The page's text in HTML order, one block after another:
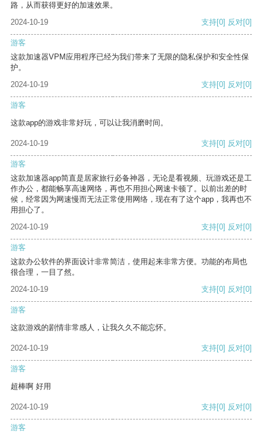
路，从而获得更好的加速效果。
2024-10-19
支持[0] 反对[0]
游客
这款加速器VPM应用程序已经为我们带来了无限的隐私保护和安全性保
护。
2024-10-19
支持[0] 反对[0]
游客
这款app的游戏非常好玩，可以让我消磨时间。
2024-10-19 支持[0] 反对[0]
游客
这款加速器app简直是居家旅行必备神器，无论是看视频、玩游戏还是工
作办公，都能畅享高速网络，再也不用担心网速卡顿了。以前出差的时
候，经常因为网速慢而无法正常使用网络，现在有了这个app，我再也不
用担心了。
2024-10-19
支持[0] 反对[0]
游客
这款办公软件的界面设计非常简洁，使用起来非常方便。功能的布局也
很合理，一目了然。
2024-10-19
支持[0] 反对[0]
游客
这款游戏的剧情非常感人，让我久久不能忘怀。
2024-10-19 支持[0] 反对[0]
游客
超棒啊 好用
2024-10-19 支持[0] 反对[0]
游客